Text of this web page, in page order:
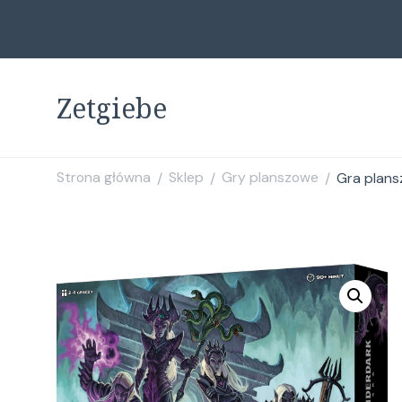
Zetgiebe
Strona główna / Sklep / Gry planszowe / Gra